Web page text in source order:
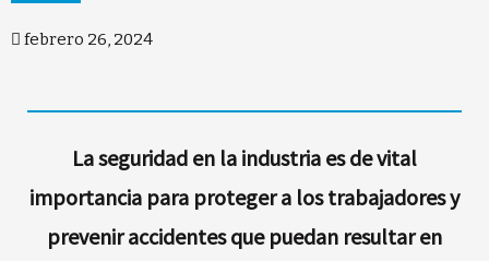
febrero 26, 2024
La seguridad en la industria es de vital
importancia para proteger a los trabajadores y
prevenir accidentes que puedan resultar en